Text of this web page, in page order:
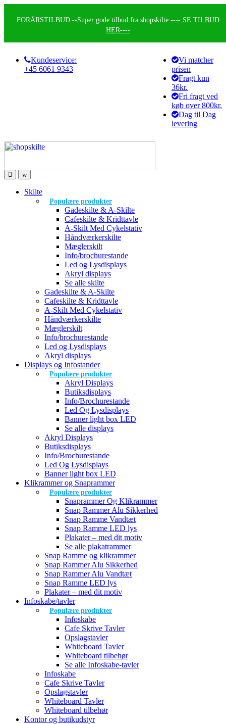
FORÅRSTILBUD --Super gode tilbud fra shopskilte ---- SE TILBUD
HER----
Kundeservice:
+45 6061 9343
Vi matcher
prisen
Fragt kun
36kr.
Fri fragt ved
køb over 800kr.
Dag til Dag
levering
Skilte
Populære produkter
Gadeskilte & A-Skilte
Cafeskilte & Kridttavle
A-Skilt Med Cykelstativ
Håndværkerskilte
Mæglerskilt
Info/brochurestande
Led og Lysdisplays
Akryl displays
Se alle skilte
Gadeskilte & A-Skilte
Cafeskilte & Kridttavle
A-Skilt Med Cykelstativ
Håndværkerskilte
Mæglerskilt
Info/brochurestande
Led og Lysdisplays
Akryl displays
Displays og Infostander
Populære produkter
Akryl Displays
Butiksdisplays
Info/Brochurestande
Led Og Lysdisplays
Banner light box LED
Se alle displays
Akryl Displays
Butiksdisplays
Info/Brochurestande
Led Og Lysdisplays
Banner light box LED
Klikrammer og Snaprammer
Populære produkter
Snaprammer Og Klikrammer
Snap Rammer Alu Sikkerhed
Snap Ramme Vandtæt
Snap Ramme LED lys
Plakater – med dit motiv
Se alle plakatrammer
Snap Ramme og klikrammer
Snap Rammer Alu Sikkerhed
Snap Rammer Alu Vandtæt
Snap Ramme LED lys
Plakater – med dit motiv
Infoskabe/tavler
Populære produkter
Infoskabe
Cafe Skrive Tavler
Opslagstavler
Whiteboard Tavler
Whiteboard tilbehør
Se alle Infoskabe-tavler
Infoskabe
Cafe Skrive Tavler
Opslagstavler
Whiteboard Tavler
Whiteboard tilbehør
Kontor og butikudstyr